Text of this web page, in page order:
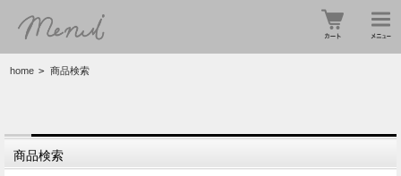
home > 商品検索
商品検索